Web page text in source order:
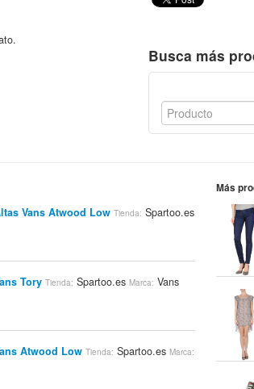
Busca más
Vans Atwood Low Tienda: Spartoo.es
Tory Tienda: Spartoo.esMarca: Vans
Atwood Low Tienda: Spartoo.esMarca:
Más